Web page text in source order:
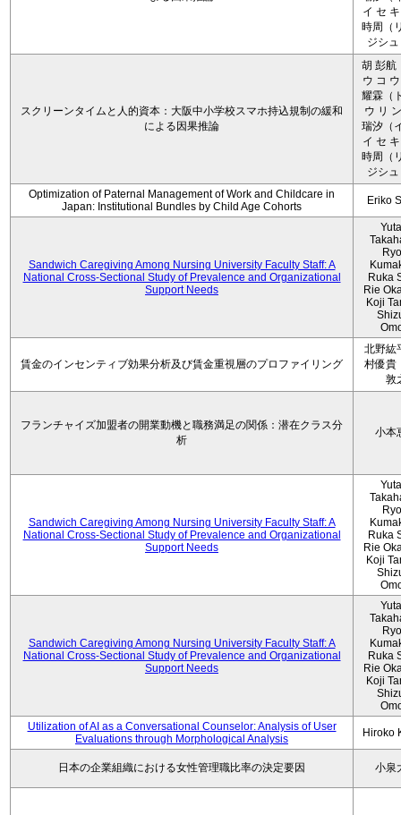
イ セ
時周（
ジシ
スクリーンタイムと人的資本：大阪中小学校スマホ持込規制の緩和
による因果推論
胡 彭航
ウ コ
耀霖（
ウ リ
瑞汐（
イ セ
時周（
ジシ
Optimization of Paternal Management of Work and Childcare in
Japan: Institutional Bundles by Child Age Cohorts
Eriko
Sandwich Caregiving Among Nursing University Faculty Staff: A
National Cross-Sectional Study of Prevalence and Organizational
Support Needs
Ruka
Rie
Koji
賃金のインセンティブ効果分析及び賃金重視層のプロファイリング
北野紘
村優貴
敦
フランチャイズ加盟者の開業動機と職務満足の関係：潜在クラス分
析
小本
Sandwich Caregiving Among Nursing University Faculty Staff: A
National Cross-Sectional Study of Prevalence and Organizational
Support Needs
Ruka
Rie
Koji
Sandwich Caregiving Among Nursing University Faculty Staff: A
National Cross-Sectional Study of Prevalence and Organizational
Support Needs
Ruka
Rie
Koji
Utilization of AI as a Conversational Counselor: Analysis of User
Evaluations through Morphological Analysis
Hiroko
日本の企業組織における女性管理職比率の決定要因 小泉